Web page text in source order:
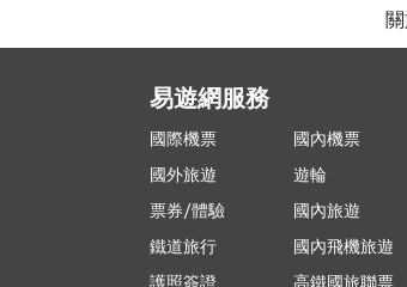
易遊網服務
國際機票 國內機票
國外旅遊
遊輪
票券/體驗
國內旅遊
鐵道旅行
國內飛機旅遊
護照簽證
高鐵國旅聯票